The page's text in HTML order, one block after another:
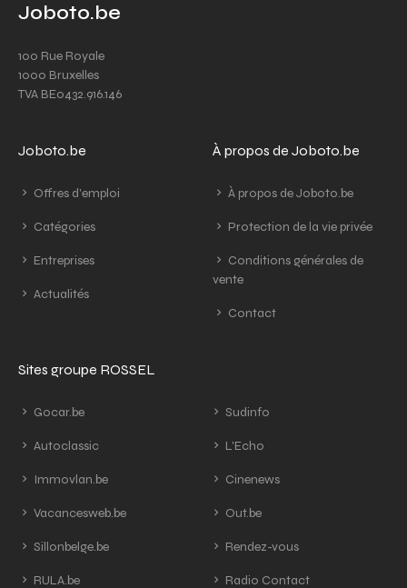
Joboto.be
100 Rue Royale
1000 Bruxelles
TVA BE0432.916.146
Joboto.be
Offres d'emploi
Catégories
Entreprises
Actualités
À propos de Joboto.be
À propos de Joboto.be
Protection de la vie privée
Conditions générales de
vente
Contact
Sites groupe ROSSEL
Gocar.be
Autoclassic
Immovlan.be
Vacancesweb.be
Sillonbelge.be
RULA.be
Sudinfo
L'Echo
Cinenews
Out.be
Rendez-vous
Radio Contact